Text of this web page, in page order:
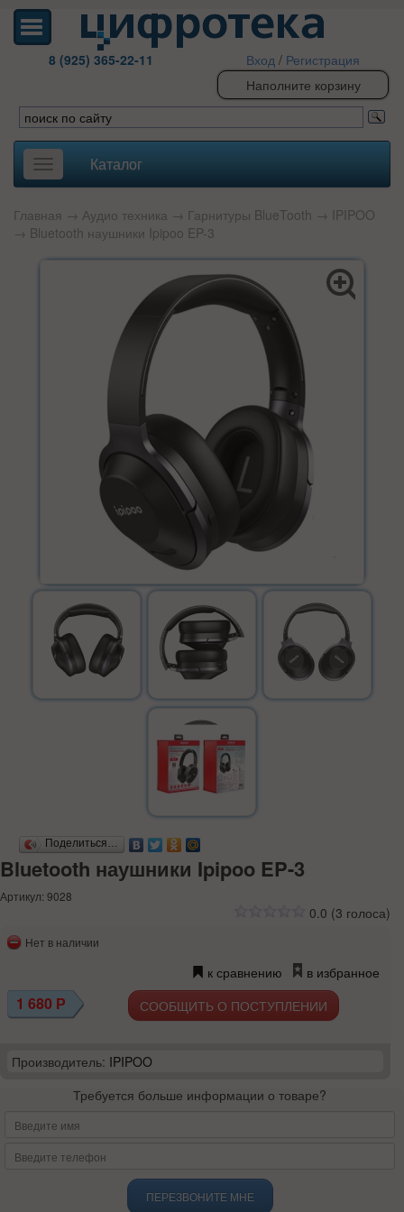
8 (925) 365-22-11 Вход / Регистрация
Наполните корзину
Toggle
navigation
Каталог
Главная → Аудио техника → Гарнитуры BlueTooth → IPIPOO
→ Bluetooth наушники Ipipoo EP-3
Поделиться…
Bluetooth наушники Ipipoo EP-3
Артикул: 9028
0.0 (3 голоса)
Нет в наличии
к сравнению в избранное
1 680 Р СООБЩИТЬ О ПОСТУПЛЕНИИ
Производитель: IPIPOO
Требуется больше информации о товаре?
ПЕРЕЗВОНИТЕ МНЕ